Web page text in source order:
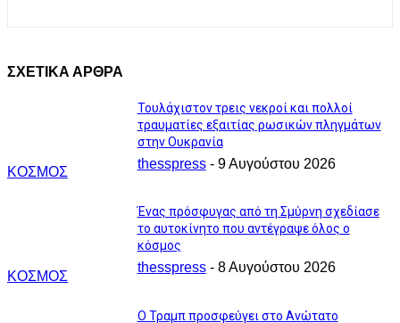
ΣΧΕΤΙΚΑ ΑΡΘΡΑ
ΚΟΣΜΟΣ
Τουλάχιστον τρεις νεκροί και πολλοί
τραυματίες εξαιτίας ρωσικών πληγμάτων
στην Ουκρανία
thesspress - 9 Αυγούστου 2026
ΚΟΣΜΟΣ
Ένας πρόσφυγας από τη Σμύρνη σχεδίασε
το αυτοκίνητο που αντέγραψε όλος ο
κόσμος
thesspress - 8 Αυγούστου 2026
Ο Τραμπ προσφεύγει στο Ανώτατο